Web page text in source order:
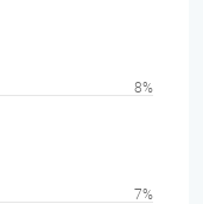
7%
8%